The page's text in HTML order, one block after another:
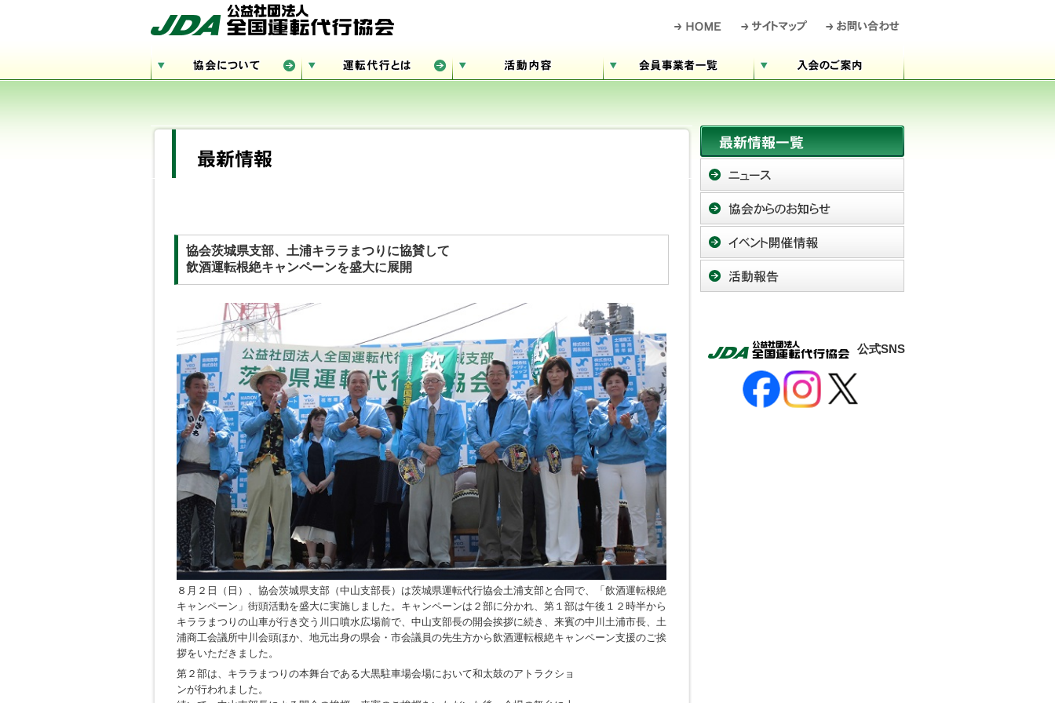
協会茨城県支部、土浦キララまつりに協賛して
飲酒運転根絶キャンペーンを盛大に展開
８月２日（日）、協会茨城県支部（中山支部長）は茨城県運転代行協会土浦支部と合同で、「飲酒運転根絶
キャンペーン」街頭活動を盛大に実施しました。キャンペーンは２部に分かれ、第１部は午後１２時半から
キララまつりの山車が行き交う川口噴水広場前で、中山支部長の開会挨拶に続き、来賓の中川土浦市長、土
浦商工会議所中川会頭ほか、地元出身の県会・市会議員の先生方から飲酒運転根絶キャンペーン支援のご挨
拶をいただきました。
第２部は、キララまつりの本舞台である大黒駐車場会場において和太鼓のアトラクショ
ンが行われました。
公式SNS